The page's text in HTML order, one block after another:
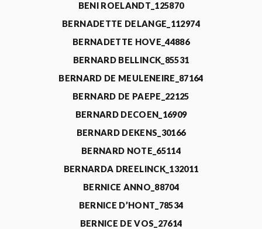
BENI ROELANDT_125870
BERNADETTE DELANGE_112974
BERNADETTE HOVE_44886
BERNARD BELLINCK_85531
BERNARD DE MEULENEIRE_87164
BERNARD DE PAEPE_22125
BERNARD DECOEN_16909
BERNARD DEKENS_30166
BERNARD NOTE_65114
BERNARDA DREELINCK_132011
BERNICE ANNO_88704
BERNICE D’HONT_78534
BERNICE DE VOS_27614